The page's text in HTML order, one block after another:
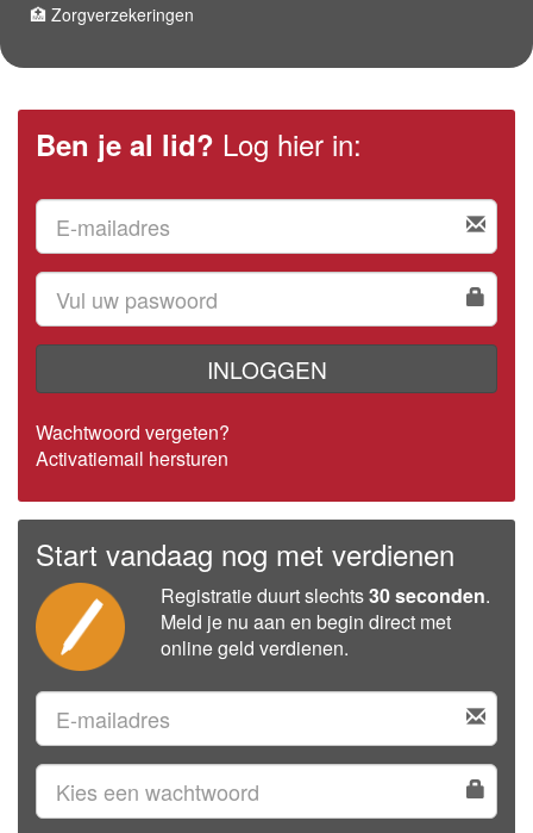
🏥 Zorgverzekeringen
Ben je al lid? Log hier in:
INLOGGEN
Wachtwoord vergeten?
Activatiemail hersturen
Start vandaag nog met verdienen
Registratie duurt slechts30 seconden.
Meld je nu aan en begin direct met
online geld verdienen.